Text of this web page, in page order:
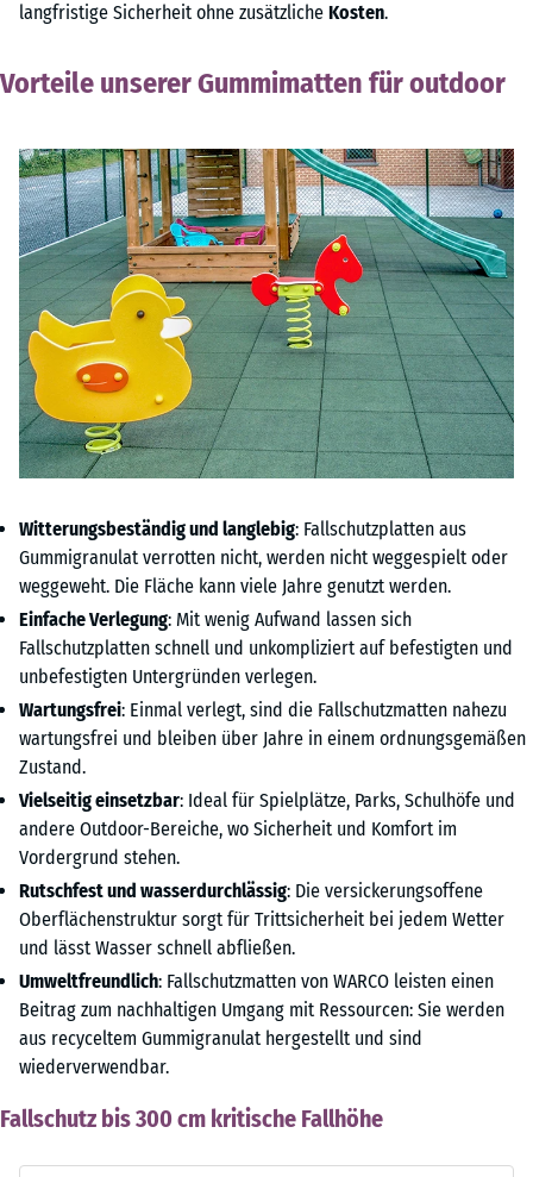
langfristige Sicherheit ohne zusätzliche Kosten.
Vorteile unserer Gummimatten für outdoor
Witterungsbeständig und langlebig: Fallschutzplatten aus
Gummigranulat verrotten nicht, werden nicht weggespielt oder
weggeweht. Die Fläche kann viele Jahre genutzt werden.
Einfache Verlegung: Mit wenig Aufwand lassen sich
Fallschutzplatten schnell und unkompliziert auf befestigten und
unbefestigten Untergründen verlegen.
Wartungsfrei: Einmal verlegt, sind die Fallschutzmatten nahezu
wartungsfrei und bleiben über Jahre in einem ordnungsgemäßen
Zustand.
Vielseitig einsetzbar: Ideal für Spielplätze, Parks, Schulhöfe und
andere Outdoor-Bereiche, wo Sicherheit und Komfort im
Vordergrund stehen.
Rutschfest und wasserdurchlässig: Die versickerungsoffene
Oberflächenstruktur sorgt für Trittsicherheit bei jedem Wetter
und lässt Wasser schnell abfließen.
Umweltfreundlich: Fallschutzmatten von WARCO leisten einen
Beitrag zum nachhaltigen Umgang mit Ressourcen: Sie werden
aus recyceltem Gummigranulat hergestellt und sind
wiederverwendbar.
Fallschutz bis 300 cm kritische Fallhöhe